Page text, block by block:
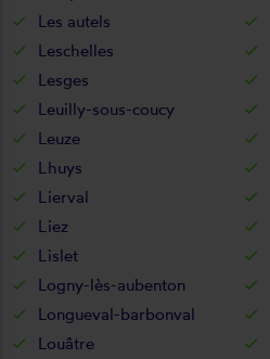
Les autels
Leschelles
Lesges
Leuilly-sous-coucy
Leuze
Lhuys
Lierval
Liez
Lislet
Logny-lès-aubenton
Longueval-barbonval
Louâtre